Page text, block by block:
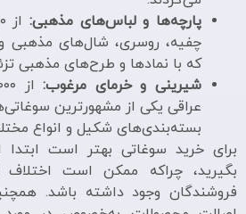
پارچه‌ها و لباس‌های مذهبی:
چفیه، روسری، شال‌های مذهبی
که با نمادها و طرح‌های مذهبی
شیرینی و خرمای مرغوب:
عراقی یکی از مشهورترین
بسته‌بندی‌های شکیل و انواع
برای خرید سوغاتی بهتر است
بگیرید، چراکه ممکن است
فروشندگان وجود داشته باشد.